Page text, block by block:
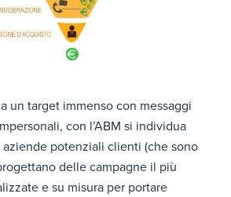
un target immenso con messaggi
con l’ABM si individua
aziende potenziali clienti (che sono
delle campagne il più
e su misura per portare